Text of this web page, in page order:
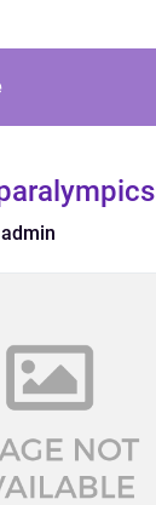
admin